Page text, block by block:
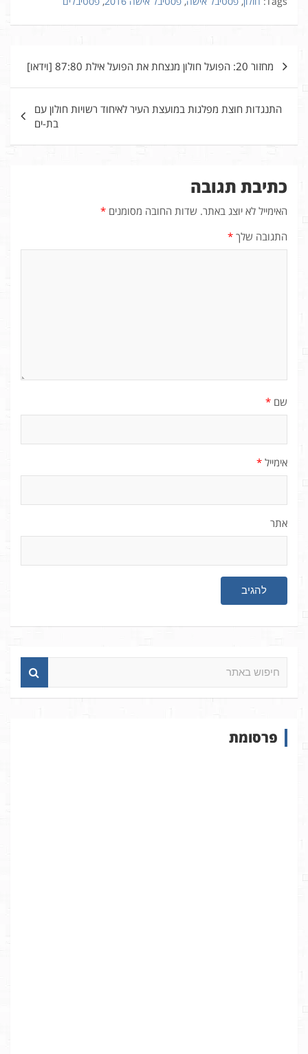
מחזור 20: הפועל חולון מנצחת את הפועל אילת 87:80 [וידאו]
התנגדות חוצת מפלגות במועצת העיר לאיחוד רשויות חולון עם
בת-ים
כתיבת תגובה
האימייל לא יוצג באתר. שדות החובה מסומנים *
התגובה שלך *
שם *
אימייל *
אתר
א
פרסומת